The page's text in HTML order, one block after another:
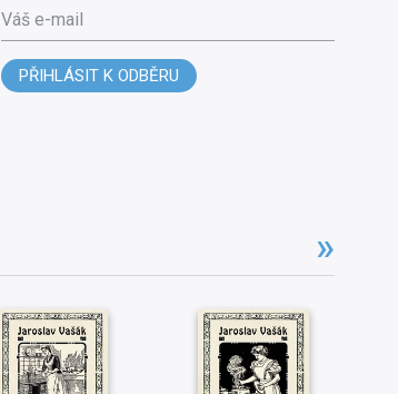
Váš e-mail
PŘIHLÁSIT K ODBĚRU